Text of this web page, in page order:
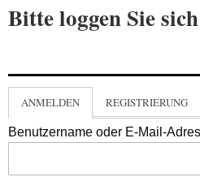
Bitte loggen Sie
ANMELDEN REGISTRIERUNG
Benutzername oder E-Mail-